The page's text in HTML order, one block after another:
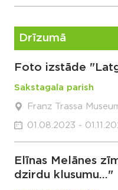
Drīzumā
Foto izstāde
Sakstagala parish
Franz Trassa
01.08.2023 -
Elīnas Melānes
dzirdu klusumu..."